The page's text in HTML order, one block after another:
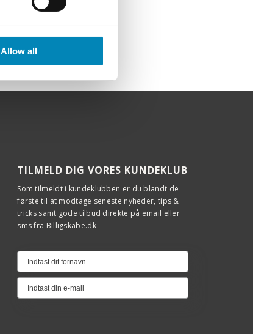
Allow all
TILMELD DIG VORES KUNDEKLUB
Som tilmeldt i kundeklubben er du blandt de
første til at modtage seneste nyheder, tips &
tricks samt gode tilbud direkte på email eller
sms fra Billigskabe.dk